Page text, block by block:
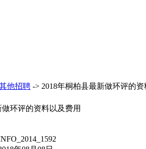
他招聘 -> 2018年桐柏县最新做环评的资
环评的资料以及费用